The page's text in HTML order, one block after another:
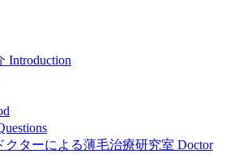
Introduction
クターによる薄毛治療研究室 Doctor